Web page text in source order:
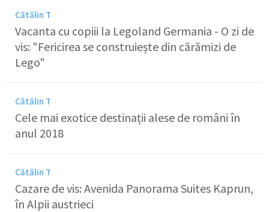
Cătălin T
Vacanta cu copiii la Legoland Germania - O zi de
vis: "Fericirea se construiește din cărămizi de
Lego"
Cătălin T
Cele mai exotice destinații alese de români în
anul 2018
Cătălin T
Cazare de vis: Avenida Panorama Suites Kaprun,
în Alpii austrieci